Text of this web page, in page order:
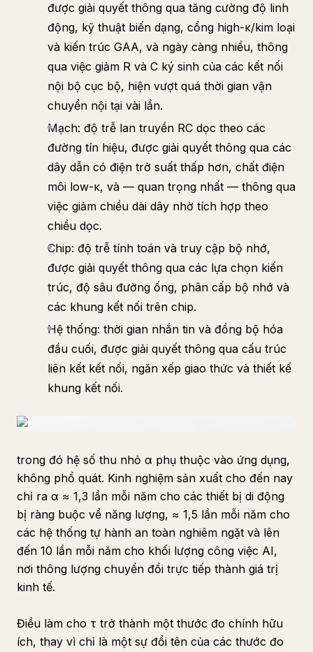
được giải quyết thông qua tăng cường độ linh
động, kỹ thuật biến dạng, cổng high-κ/kim loại
và kiến trúc GAA, và ngày càng nhiều, thông
qua việc giảm R và C ký sinh của các kết nối
nội bộ cục bộ, hiện vượt quá thời gian vận
chuyển nội tại vài lần.
Mạch: độ trễ lan truyền RC dọc theo các
đường tín hiệu, được giải quyết thông qua các
dây dẫn có điện trở suất thấp hơn, chất điện
môi low-κ, và — quan trọng nhất — thông qua
việc giảm chiều dài dây nhờ tích hợp theo
chiều dọc.
Chip: độ trễ tính toán và truy cập bộ nhớ,
được giải quyết thông qua các lựa chọn kiến
trúc, độ sâu đường ống, phân cấp bộ nhớ và
các khung kết nối trên chip.
Hệ thống: thời gian nhắn tin và đồng bộ hóa
đầu cuối, được giải quyết thông qua cấu trúc
liên kết kết nối, ngăn xếp giao thức và thiết kế
khung kết nối.
trong đó hệ số thu nhỏ α phụ thuộc vào ứng dụng,
không phổ quát. Kinh nghiệm sản xuất cho đến nay
chỉ ra α ≈ 1,3 lần mỗi năm cho các thiết bị di động
bị ràng buộc về năng lượng, ≈ 1,5 lần mỗi năm cho
các hệ thống tự hành an toàn nghiêm ngặt và lên
đến 10 lần mỗi năm cho khối lượng công việc AI,
nơi thông lượng chuyển đổi trực tiếp thành giá trị
kinh tế.
Điều làm cho τ trở thành một thước đo chính hữu
ích, thay vì chỉ là một sự đổi tên của các thước đo